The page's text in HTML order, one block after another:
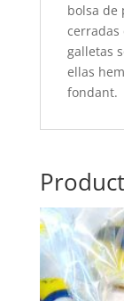
bolsa de
cerradas
galletas
ellas
fondant.